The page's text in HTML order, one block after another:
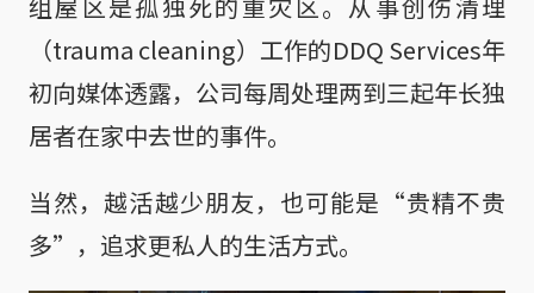
（trauma cleaning）工作的DDQ Services年
初向媒体透露，公司每周处理两到三起年长独
居者在家中去世的事件。
当然，越活越少朋友，也可能是“贵精不贵
多”，追求更私人的生活方式。